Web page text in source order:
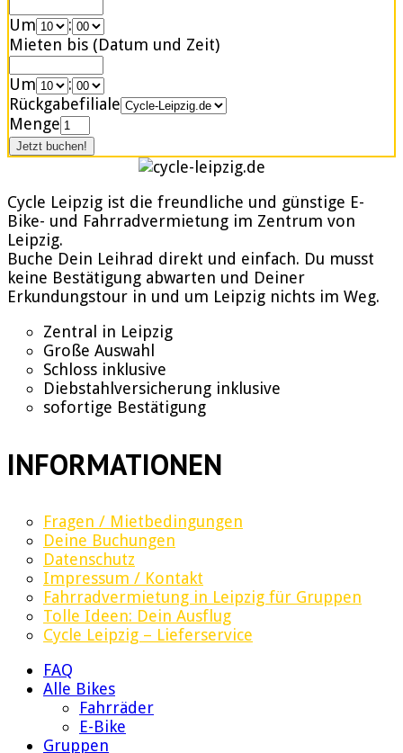
Um
:
Mieten bis (Datum und Zeit)
Um
:
Rückgabefiliale
Menge
Cycle Leipzig ist die freundliche und günstige E-
Bike- und Fahrradvermietung im Zentrum von
Leipzig.
Buche Dein Leihrad direkt und einfach. Du musst
keine Bestätigung abwarten und Deiner
Erkundungstour in und um Leipzig nichts im Weg.
Zentral in Leipzig
Große Auswahl
Schloss inklusive
Diebstahlversicherung inklusive
sofortige Bestätigung
INFORMATIONEN
Fragen / Mietbedingungen
Deine Buchungen
Datenschutz
Impressum / Kontakt
Fahrradvermietung in Leipzig für Gruppen
Tolle Ideen: Dein Ausflug
Cycle Leipzig – Lieferservice
FAQ
Alle Bikes
Fahrräder
E-Bike
Gruppen